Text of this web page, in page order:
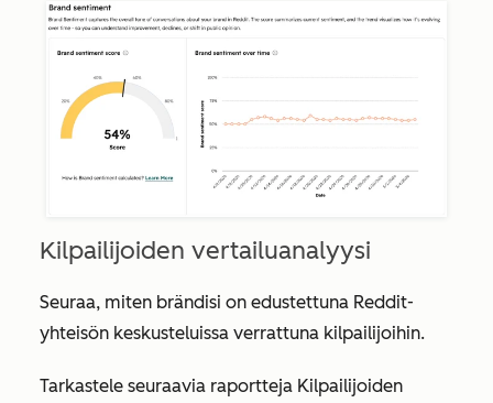
Kilpailijoiden vertailuanalyysi
Seuraa, miten brändisi on edustettuna Reddit-
yhteisön keskusteluissa verrattuna kilpailijoihin.
Tarkastele seuraavia raportteja Kilpailijoiden